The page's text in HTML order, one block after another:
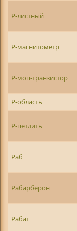
Р-листный
Р-магнитометр
Р-моп-транзистор
Р-область
Р-петлить
Раб
Рабарберон
Рабат